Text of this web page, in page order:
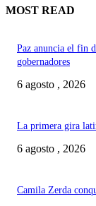
MOST READ
Paz anuncia el fin
gobernadores
6 agosto , 2026
La primera gira
6 agosto , 2026
Camila Zerda